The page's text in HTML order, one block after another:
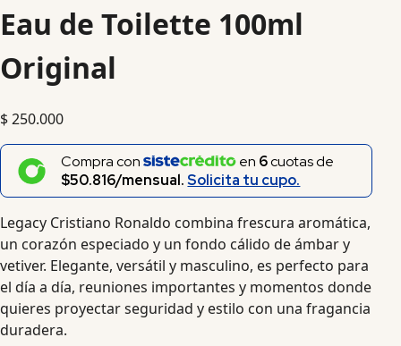
Eau de Toilette 100ml
Original
$250.000
Compra con en 6cuotas de
$50.816/mensual.Solicita tu cupo.
Legacy Cristiano Ronaldo combina frescura aromática,
un corazón especiado y un fondo cálido de ámbar y
vetiver. Elegante, versátil y masculino, es perfecto para
el día a día, reuniones importantes y momentos donde
quieres proyectar seguridad y estilo con una fragancia
duradera.